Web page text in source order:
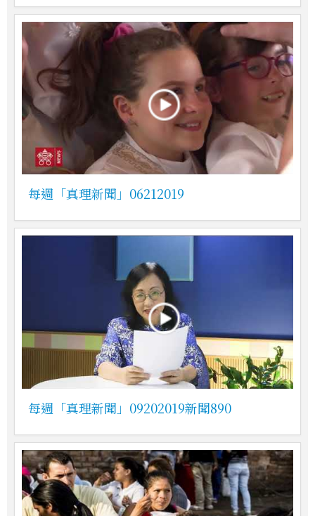
每週「真理新聞」06212019
每週「真理新聞」09202019新聞890